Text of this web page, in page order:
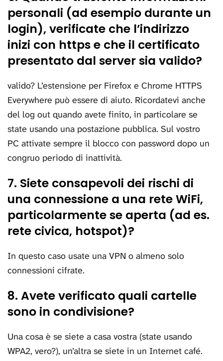
personali (ad esempio durante un
login), verificate che l’indirizzo
inizi con https e che il certificato
presentato dal server sia valido?
valido? L’estensione per Firefox e Chrome HTTPS
Everywhere può essere di aiuto. Ricordatevi anche
del log out quando avete finito, in particolare se
state usando una postazione pubblica. Sul vostro
PC attivate sempre il blocco con password dopo un
congruo periodo di inattività.
7. Siete consapevoli dei rischi di
una connessione a una rete WiFi,
particolarmente se aperta (ad es.
rete civica, hotspot)?
In questo caso usate una VPN o almeno solo
connessioni cifrate.
8. Avete verificato quali cartelle
sono in condivisione?
Una cosa è se siete a casa vostra (state usando
WPA2, vero?), un’altra se siete in un Internet café.